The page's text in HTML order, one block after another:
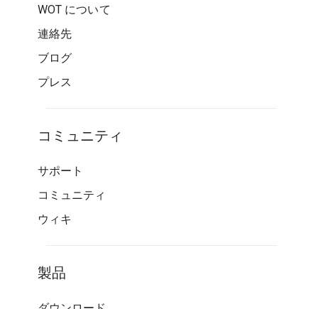
WOT について
連絡先
ブログ
プレス
コミュニティ
サポート
コミュニティ
ウィキ
製品